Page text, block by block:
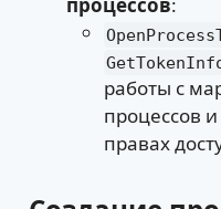
процессов:
работы с
процессов
правах